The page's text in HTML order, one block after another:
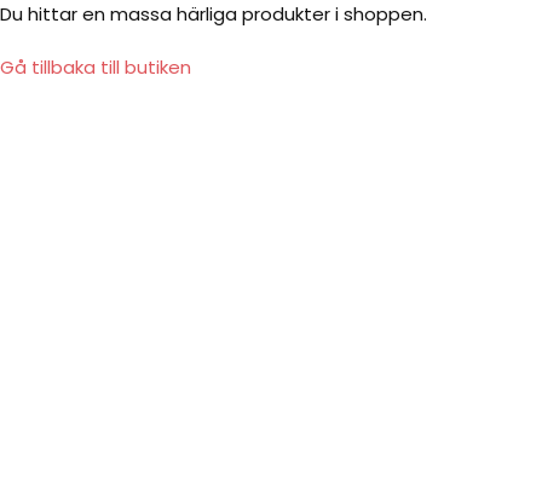
Du hittar en massa härliga produkter i shoppen.
Gå tillbaka till butiken